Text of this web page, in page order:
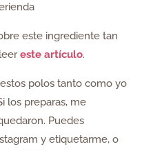
este ingrediente tan
este artículo.
polos tanto como yo
los preparas, me
Puedes
y etiquetarme, o